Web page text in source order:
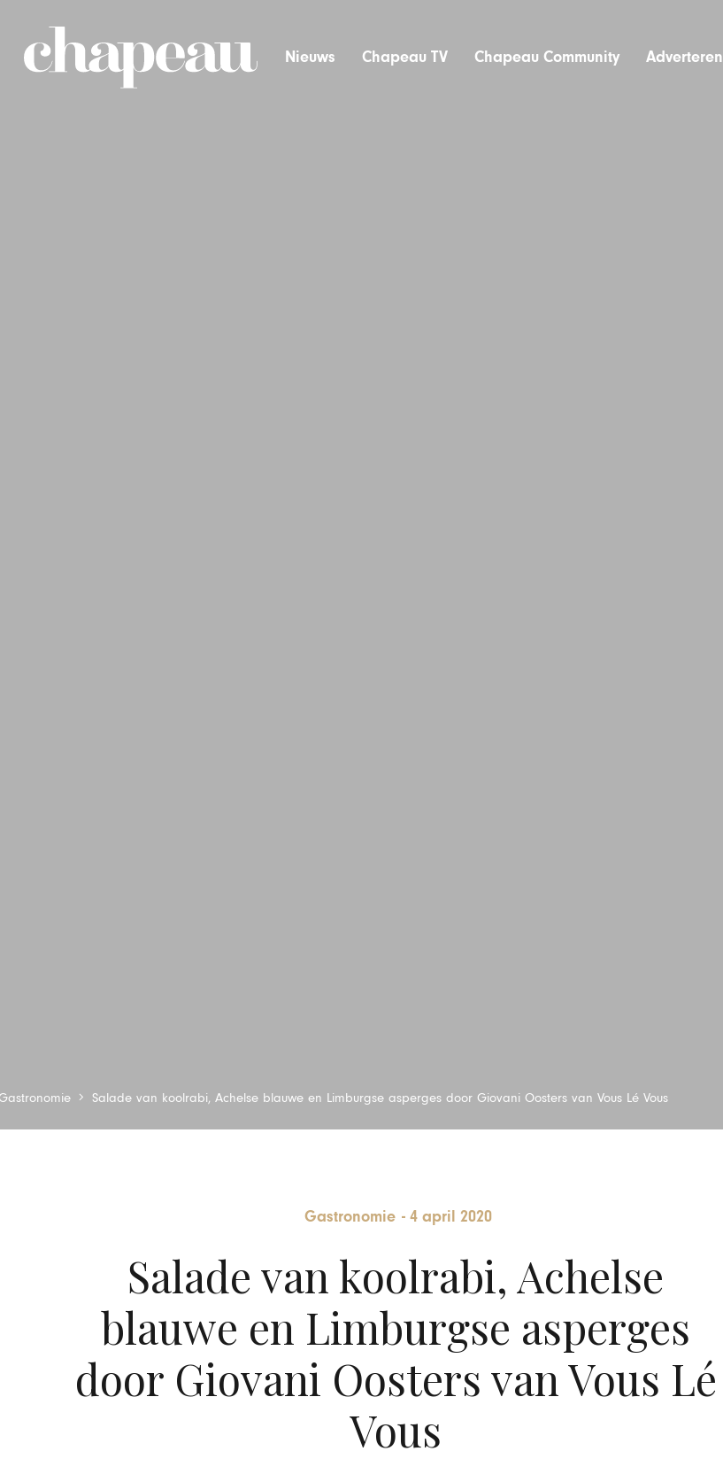
Nieuws Chapeau TV Chapeau Community Adverteren
Salade van koolrabi, Achelse blauwe en Limburgse asperges door Giovani Oosters van Vous Lé Vous
Gastronomie - 4 april 2020
Salade van koolrabi, Achelse
blauwe en Limburgse asperges
door Giovani Oosters van Vous Lé
Vous